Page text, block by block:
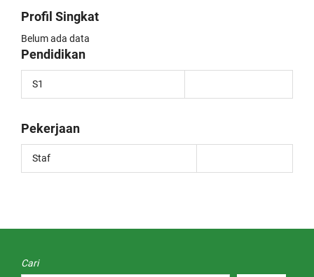
Profil Singkat
Belum ada data
Pendidikan
S1
Pekerjaan
Staf
Cari